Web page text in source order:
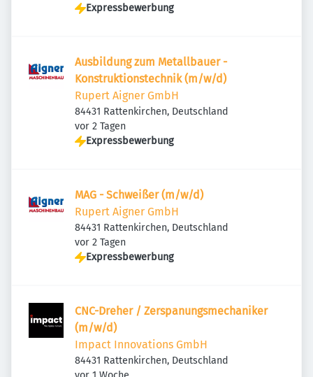
Expressbewerbung
Ausbildung zum Metallbauer -
Konstruktionstechnik (m/w/d)
Rupert Aigner GmbH
84431 Rattenkirchen, Deutschland
Veröffentlicht
vor 2 Tagen
Expressbewerbung
MAG - Schweißer (m/w/d)
Rupert Aigner GmbH
84431 Rattenkirchen, Deutschland
Veröffentlicht
vor 2 Tagen
Expressbewerbung
CNC-Dreher / Zerspanungsmechaniker
(m/w/d)
Impact Innovations GmbH
84431 Rattenkirchen, Deutschland
Veröffentlicht